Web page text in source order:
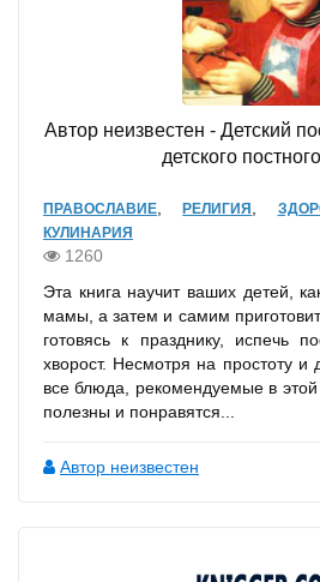
Автор неизвестен - Детский
детского
ПРАВОСЛАВИЕ ,РЕЛИГИЯ
КУЛИНАРИЯ
1260
Эта книга научит ваших детей,
мамы, а затем и самим
готовясь к празднику, испечь
хворост. Несмотря на простоту и
все блюда, рекомендуемые в этой
полезны и понравятся...
Автор неизвестен